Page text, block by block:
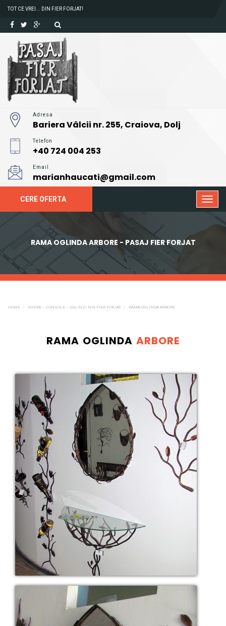
TOT CE VREI... DIN FIER FORJAT!
Adresa
Bariera Vâlcii nr. 255, Craiova, Dolj
Telefon
+40 724 004 253
Email
marianhaucati@gmail.com
CERE OFERTA
RAMA OGLINDA ARBORE - PASAJ FIER FORJAT
HOME CUIERE – CONSOLE – OGLINZI DIN FIER FORJAT RAMA OGLINDA ARBORE
RAMA OGLINDA ARBORE